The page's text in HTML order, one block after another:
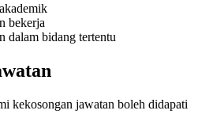
bekerja
dalam bidang tertentu
kekosongan jawatan boleh didapati